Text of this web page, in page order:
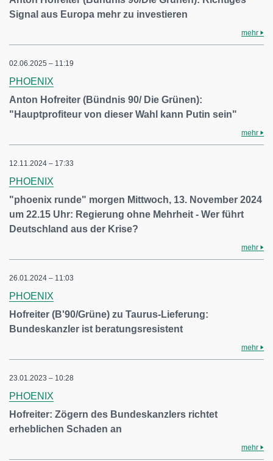
Signal aus Europa mehr zu investieren
mehr
02.06.2025 – 11:19
PHOENIX
Anton Hofreiter (Bündnis 90/ Die Grünen):
"Hauptprofiteur von dieser Wahl kann Putin sein"
mehr
12.11.2024 – 17:33
PHOENIX
"phoenix runde" morgen Mittwoch, 13. November 2024
um 22.15 Uhr: Regierung ohne Mehrheit - Wer führt
Deutschland aus der Krise?
mehr
26.01.2024 – 11:03
PHOENIX
Hofreiter (B'90/Grüne) zu Taurus-Lieferung:
Bundeskanzler ist beratungsresistent
mehr
23.01.2023 – 10:28
PHOENIX
Hofreiter: Zögern des Bundeskanzlers richtet
erheblichen Schaden an
mehr